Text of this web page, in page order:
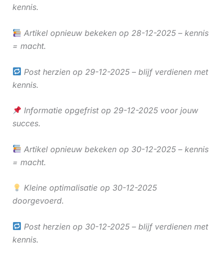
kennis.
Artikel opnieuw bekeken op 28-12-2025 – kennis
= macht.
Post herzien op 29-12-2025 – blijf verdienen met
kennis.
Informatie opgefrist op 29-12-2025 voor jouw
succes.
Artikel opnieuw bekeken op 30-12-2025 – kennis
= macht.
Kleine optimalisatie op 30-12-2025
doorgevoerd.
Post herzien op 30-12-2025 – blijf verdienen met
kennis.